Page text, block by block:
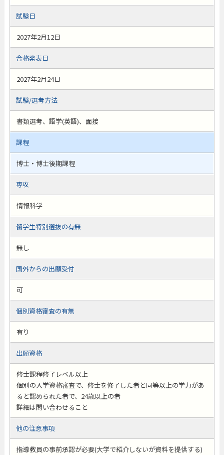
試験日
2027年2月12日
合格発表日
2027年2月24日
試験/選考方法
書類選考、語学(英語)、面接
課程
博士・博士後期課程
専攻
情報科学
留学生特別選抜の有無
無し
国外からの出願受付
可
個別資格審査の有無
有り
出願資格
修士課程修了レベル以上
個別の入学資格審査で、修士を修了した者と同等以上の学力があ
ると認められた者で、24歳以上の者
詳細は問い合わせること
他の注意事項
指導教員の事前承認が必要(大学で紹介しないが資料を提供する)